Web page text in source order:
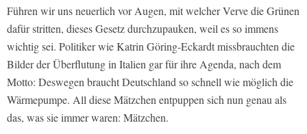
Führen wir uns neuerlich vor Augen, mit welcher Verve die Grünen
dafür stritten, dieses Gesetz durchzupauken, weil es so immens
wichtig sei. Politiker wie Katrin Göring-Eckardt missbrauchten die
Bilder der Überflutung in Italien gar für ihre Agenda, nach dem
Motto: Deswegen braucht Deutschland so schnell wie möglich die
Wärmepumpe. All diese Mätzchen entpuppen sich nun genau als
das, was sie immer waren: Mätzchen.